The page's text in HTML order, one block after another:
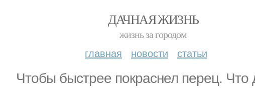
ДАЧНАЯ ЖИЗНЬ
жизнь за городом
главная новости статьи
Чтобы быстрее покраснел перец. Что